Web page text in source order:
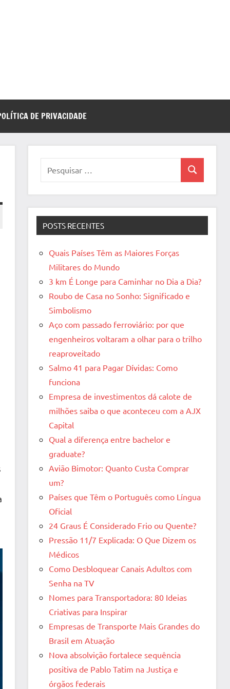
DE PRIVACIDADE
Pesquisa
POSTS RECENTES
Quais Países Têm as Maiores Forças
Militares do Mundo
3 km É Longe para Caminhar no Dia a Dia?
Roubo de Casa no Sonho: Significado e
Simbolismo
Aço com passado ferroviário: por que
engenheiros voltaram a olhar para o trilho
reaproveitado
Salmo 41 para Pagar Dívidas: Como
funciona
Empresa de investimentos dá calote de
milhões saiba o que aconteceu com a AJX
Capital
Qual a diferença entre bachelor e
graduate?
Avião Bimotor: Quanto Custa Comprar
um?
Países que Têm o Português como Língua
Oficial
24 Graus É Considerado Frio ou Quente?
Pressão 11/7 Explicada: O Que Dizem os
Médicos
Como Desbloquear Canais Adultos com
Senha na TV
Nomes para Transportadora: 80 Ideias
Criativas para Inspirar
Empresas de Transporte Mais Grandes do
Brasil em Atuação
Nova absolvição fortalece sequência
positiva de Pablo Tatim na Justiça e
órgãos federais